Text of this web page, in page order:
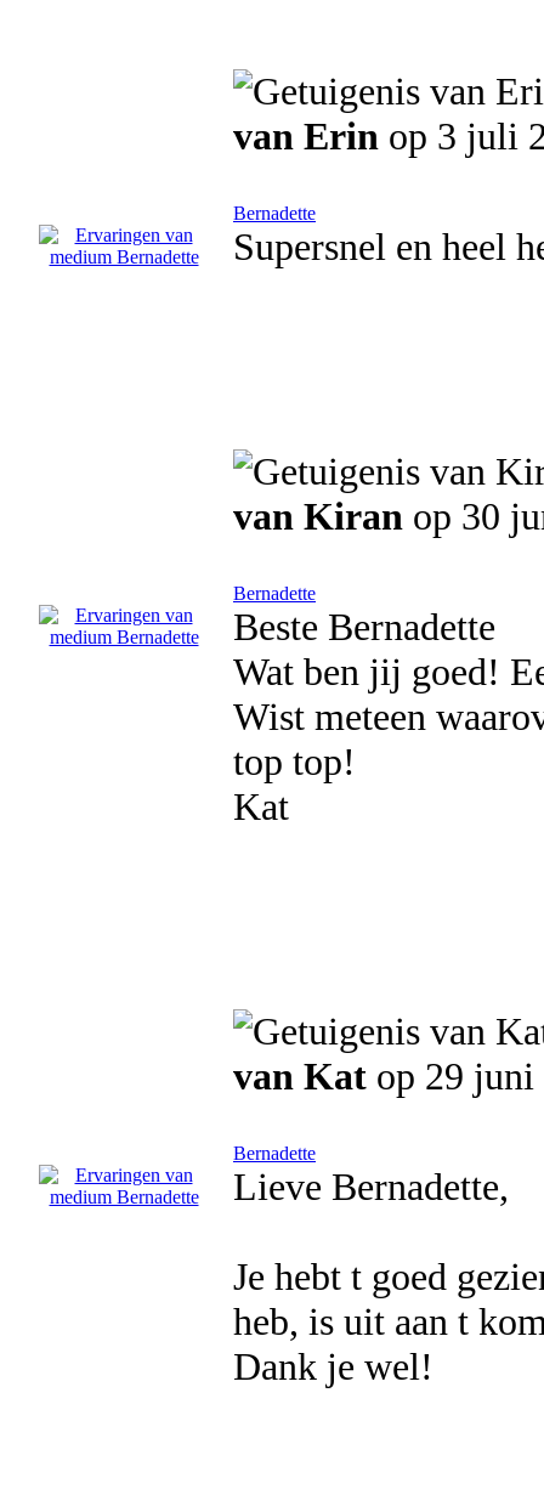
van Erin op 3 juli
Bernadette
Supersnel en heel
van Kiran op 30
Bernadette
Beste Bernadette
Wat ben jij goed!
Wist meteen
top top!
Kat
van Kat op 29 juni
Bernadette
Lieve Bernadette,
Je hebt t goed
heb, is uit aan t
Dank je wel!